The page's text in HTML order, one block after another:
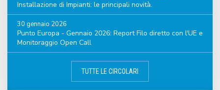
Installazione di Impianti: le principali novità.
30 gennaio 2026
Punto Europa - Gennaio 2026: Report Filo diretto con l'UE e
Monitoraggio Open Call
TUTTE LE CIRCOLARI